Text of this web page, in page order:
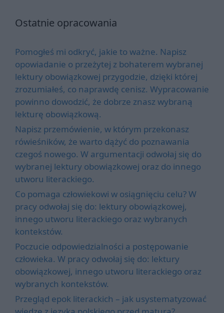
Ostatnie opracowania
Pomogłeś mi odkryć, jakie to ważne. Napisz
opowiadanie o przeżytej z bohaterem wybranej
lektury obowiązkowej przygodzie, dzięki której
zrozumiałeś, co naprawdę cenisz. Wypracowanie
powinno dowodzić, że dobrze znasz wybraną
lekturę obowiązkową.
Napisz przemówienie, w którym przekonasz
rówieśników, że warto dążyć do poznawania
czegoś nowego. W argumentacji odwołaj się do
wybranej lektury obowiązkowej oraz do innego
utworu literackiego.
Co pomaga człowiekowi w osiągnięciu celu? W
pracy odwołaj się do: lektury obowiązkowej,
innego utworu literackiego oraz wybranych
kontekstów.
Poczucie odpowiedzialności a postępowanie
człowieka. W pracy odwołaj się do: lektury
obowiązkowej, innego utworu literackiego oraz
wybranych kontekstów.
Przegląd epok literackich – jak usystematyzować